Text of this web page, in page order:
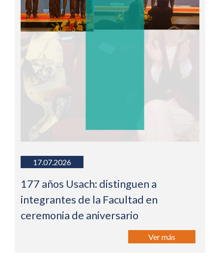
17.07.2026
177 años Usach: distinguen a
integrantes de la Facultad en
ceremonia de aniversario
Ver más